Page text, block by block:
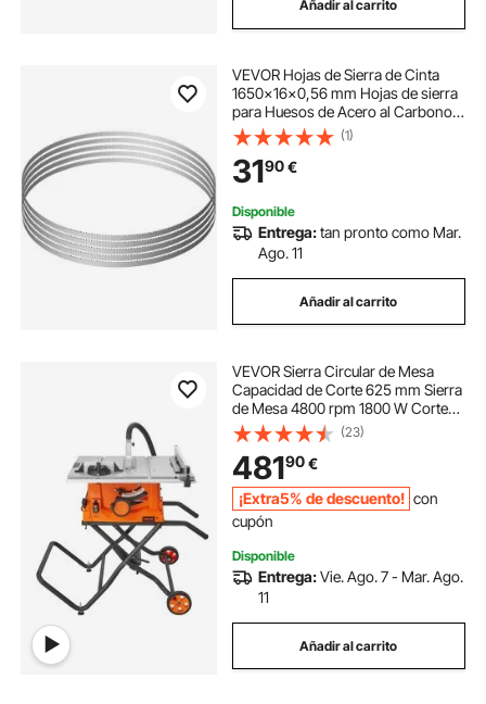
Añadir al carrito
VEVOR Hojas de Sierra de Cinta
1650x16x0,56 mm Hojas de sierra
para Huesos de Acero al Carbono 5
Piezas Accesorio de Repuesto de
Dientes Afilados para Sierra de
Carnicero para Cortar Carne
Congelada
(1)
3190€
Disponible
Entrega:tan pronto como Mar.
Ago. 11
Añadir al carrito
VEVOR Sierra Circular de Mesa
Capacidad de Corte 625 mm Sierra
de Mesa 4800 rpm 1800 W Corte
Transversal 85 mm 90° Corte
Biselado 55 mm 45° para Corte de
Madera Carpintería Taller Interior
Exterior
(23)
48190€
¡Extra5% de descuento! con
cupón
Disponible
Entrega:Vie. Ago. 7 - Mar. Ago.
11
Añadir al carrito